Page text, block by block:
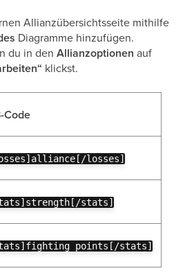
Allianzübersichtsseite mithilfe
Diagramme hinzufügen.
du in den Allianzoptionen auf
klickst.
Code
losses]
stats]
points[/stats]